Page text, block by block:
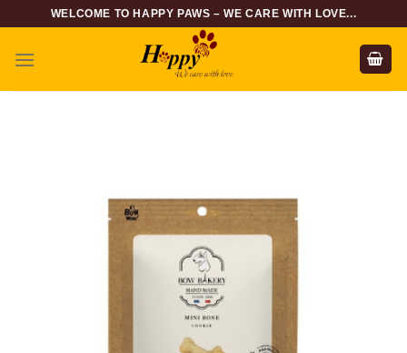
content
WELCOME TO HAPPY PAWS – WE CARE WITH LOVE...